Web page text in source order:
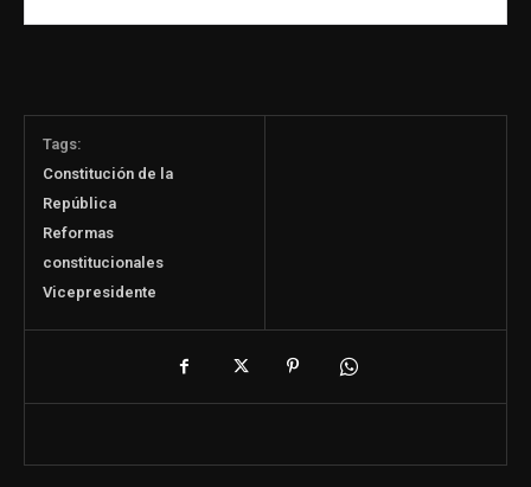
Tags:
Constitución de la
República
Reformas
constitucionales
Vicepresidente